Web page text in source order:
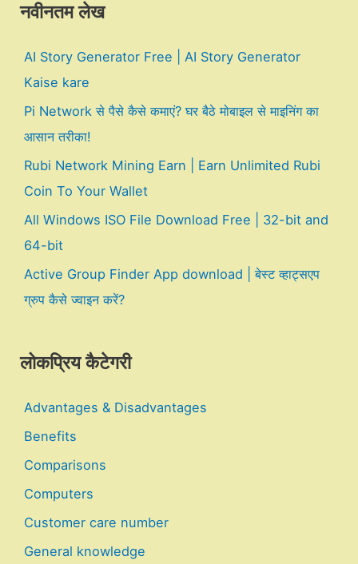
नवीनतम लेख
AI Story Generator Free | AI Story Generator
Kaise kare
Pi Network से पैसे कैसे कमाएं? घर बैठे मोबाइल से माइनिंग का
आसान तरीका!
Rubi Network Mining Earn | Earn Unlimited Rubi
Coin To Your Wallet
All Windows ISO File Download Free | 32-bit and
64-bit
Active Group Finder App download | बेस्ट व्हाट्सएप
ग्रुप कैसे ज्वाइन करें?
लोकप्रिय कैटेगरी
Advantages & Disadvantages
Benefits
Comparisons
Computers
Customer care number
General knowledge